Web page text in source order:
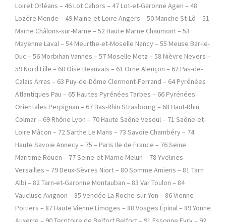
Loiret Orléans – 46 Lot Cahors – 47 Lot-et-Garonne Agen – 48
Lozère Mende – 49 Maine-et-Loire Angers – 50 Manche St-Lô – 51
Marne Châlons-sur-Marne – 52 Haute Marne Chaumont – 53
Mayenne Laval – 54 Meurthe-et-Moselle Nancy – 55 Meuse Bar-le-
Duc – 56 Morbihan Vannes – 57 Moselle Metz – 58 Nièvre Nevers –
59 Nord Lille – 60 Oise Beauvais – 61 Orne Alençon – 62 Pas-de-
Calais Arras – 63 Puy-de-Dôme Clermont-Ferrand – 64 Pyrénées
Atlantiques Pau – 65 Hautes Pyrénées Tarbes – 66 Pyrénées
Orientales Perpignan – 67 Bas-Rhin Strasbourg – 68 Haut-Rhin
Colmar – 69 Rhône Lyon – 70 Haute Saône Vesoul – 71 Saône-et-
Loire Mâcon – 72 Sarthe Le Mans – 73 Savoie Chambéry – 74
Haute Savoie Annecy – 75 – Paris Ile de France – 76 Seine
Maritime Rouen – 77 Seine-et-Marne Melun – 78 Yvelines
Versailles – 79 Deux-Sèvres Niort – 80 Somme Amiens – 81 Tarn
Albi – 82 Tarn-et-Garonne Montauban – 83 Var Toulon – 84
Vaucluse Avignon – 85 Vendée La Roche-sur-Yon – 86 Vienne
Poitiers – 87 Haute Vienne Limoges – 88 Vosges Épinal – 89 Yonne